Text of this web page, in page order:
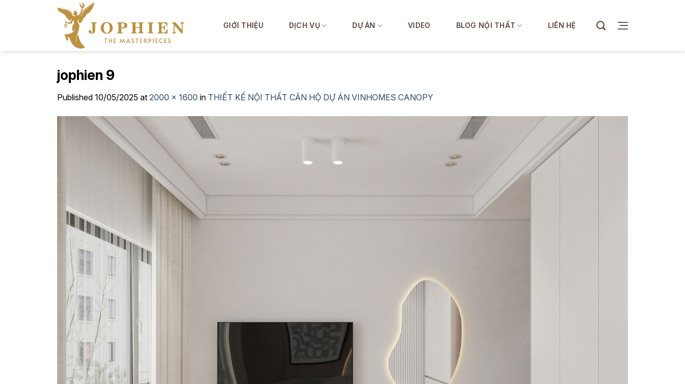
GIỚI THIỆU DỊCH VỤ DỰ ÁN VIDEO BLOG NỘI THẤT LIÊN HỆ
jophien 9
Published 10/05/2025 at 2000 × 1600 in THIẾT KẾ NỘI THẤT CĂN HỘ DỰ ÁN VINHOMES CANOPY